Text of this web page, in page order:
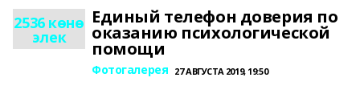
2536 көнө
элек
Единый телефон доверия по
оказанию психологической
помощи
Фотогалерея 27 АВГУСТА 2019, 19:50